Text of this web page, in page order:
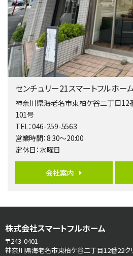
２０１５年６月築、積水ハウス施工住宅です。
第5位
開放感があり日当たり良好な南西・北西角地
第6位
センチュリー21スマートフルホー
神奈川県海老名市東柏ケ谷二丁目12
101号
TEL：046-259-5563
営業時間：8:30～20:00
定休日：水曜日
会社案内
株式会社スマートフルホーム
〒243-0401
神奈川県海老名市東柏ケ谷二丁目12番22ク